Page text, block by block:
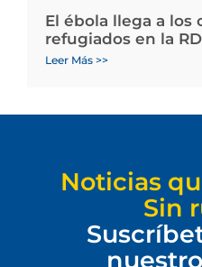
El ébola llega a los
refugiados en la
Leer Más >>
Noticias
Sin